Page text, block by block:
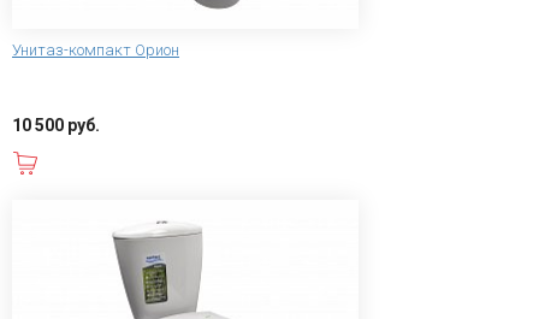
Унитаз-компакт Орион
10 500 руб.